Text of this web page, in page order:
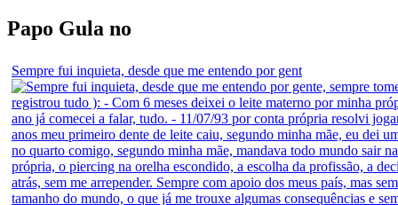
Papo Gula no
Sempre fui inquieta, desde que me entendo por gent